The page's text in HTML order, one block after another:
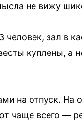
не вижу
человек, зал в
куплены, а
на отпуск. На
чаще всего —